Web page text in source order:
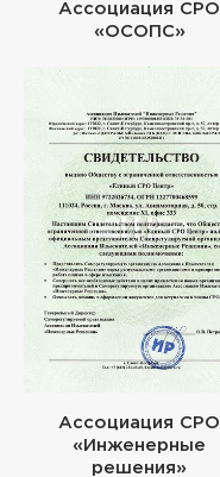
Ассоциация СРО
«ОСОПС»
Ассоциация СРО
«Инженерные
решения»